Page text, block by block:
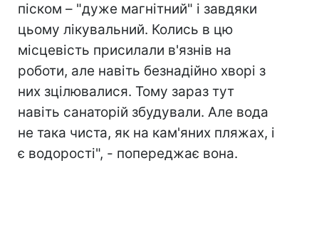
піском – "дуже магнітний" і завдяки
цьому лікувальний. Колись в цю
місцевість присилали в'язнів на
роботи, але навіть безнадійно хворі з
них зцілювалися. Тому зараз тут
навіть санаторій збудували. Але вода
не така чиста, як на кам'яних пляжах, і
є водорості", - попереджає вона.